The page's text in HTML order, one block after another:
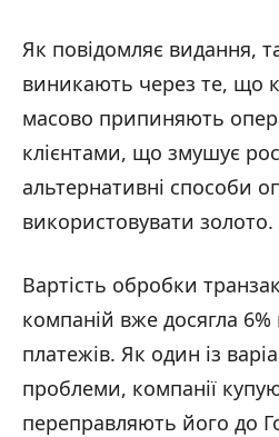
Як повідомляє видання,
виникають через те, що
масово припиняють
клієнтами, що змушує
альтернативні способи
використовувати золото.
Вартість обробки
компаній вже досягла 6%
платежів. Як один із
проблеми, компанії
переправляють його до